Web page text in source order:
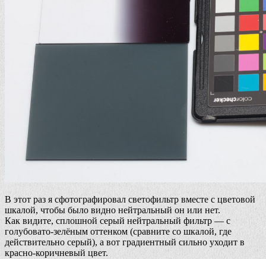
В этот раз я сфотографировал светофильтр вместе с цветовой
шкалой, чтобы было видно нейтральный он или нет.
Как видите, сплошной серый нейтральный фильтр — с
голубовато-зелёным оттенком (сравните со шкалой, где
действительно серый), а вот градиентный сильно уходит в
красно-коричневый цвет.